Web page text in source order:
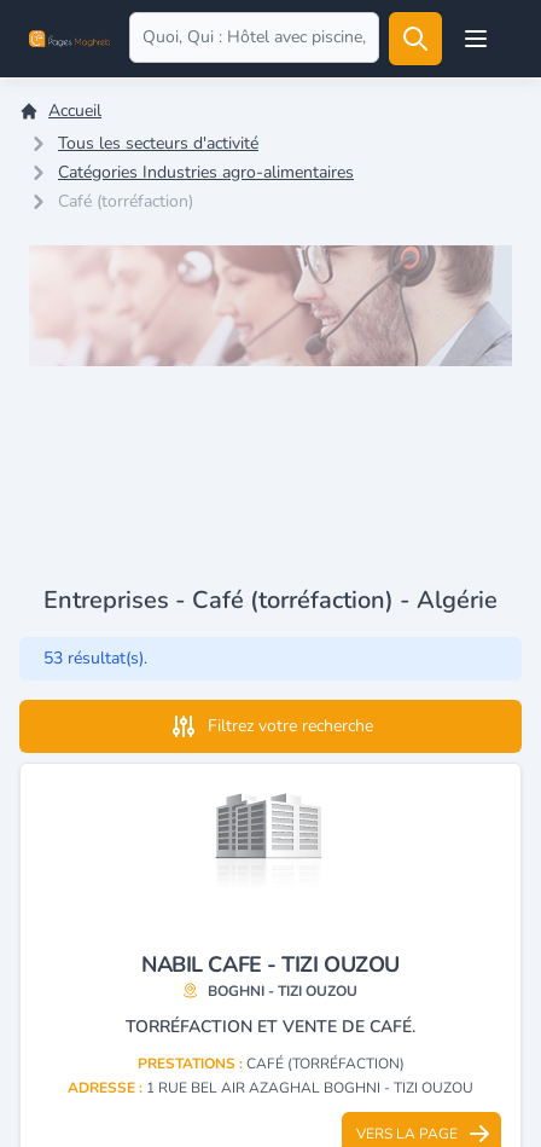
Open
Accueil
Tous les secteurs d'activité
Catégories Industries agro-alimentaires
Café (torréfaction)
Entreprises - Café (torréfaction) - Algérie
53 résultat(s).
Filtrez votre recherche
NABIL CAFE - TIZI OUZOU
BOGHNI - TIZI OUZOU
TORRÉFACTION ET VENTE DE CAFÉ.
PRESTATIONS :CAFÉ (TORRÉFACTION)
ADRESSE : 1 RUE BEL AIR AZAGHAL BOGHNI - TIZI OUZOU
VERS LA PAGE